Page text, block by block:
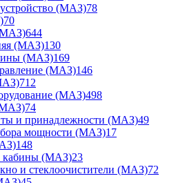
(МАЗ)78
70
644
(МАЗ)130
(МАЗ)169
(МАЗ)146
712
(МАЗ)498
74
и принадлежности (МАЗ)49
мощности (МАЗ)17
148
кабины (МАЗ)23
и стеклоочистители (МАЗ)72